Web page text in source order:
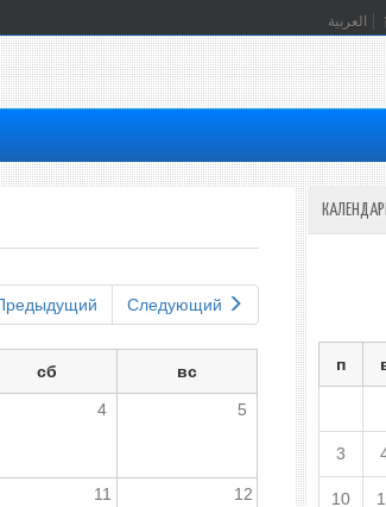
العربية
Следующий
сб
вс
4 5
11 12
п
3
10